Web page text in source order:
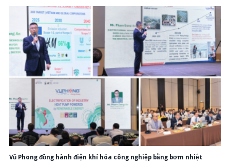
Vũ Phong đồng hành điện khí hóa công nghiệp bằng bơm nhiệt